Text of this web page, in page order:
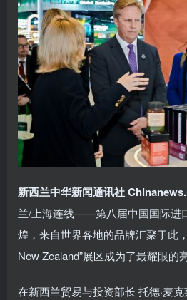
新西兰中华新闻通讯社
兰/上海连线——第八届中国国际进
煌，来自世界各地的品牌汇聚于此
New Zealand”展区成为了最耀眼的
在新西兰贸易与投资部长 托德·麦克